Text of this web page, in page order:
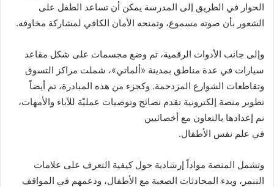
الحوار في الطريق إلى المدرسة يمكن أن تساعد الطفل على
الشعور بأن صوته مسموع، وتمنحه الأمان الكافي لمشاركة مخاوفه.
وإلى جانب الأدوات الرقمية، تم وضع مجسمات على شكل مقاعد
سيارات في عدة مناطق بمدينة «ألماتي»، شملت مراكز التسوق
وتقاطعات الشوارع المزدحمة. وكجزء من هذه المبادرة، تم أيضاً
تطوير منصة إلكترونية تقدم نصائح وتوصيات عمليّة للآباء والأمهات،
تم إعدادها بالتعاون مع أخصائيين
في علم نفس الأطفال.
وتشمل المنصة مواداً إرشادية حول كيفية التعرف على علامات
التنمر، وبدء المحادثات الصعبة مع الأطفال، ودعمهم في المواقف